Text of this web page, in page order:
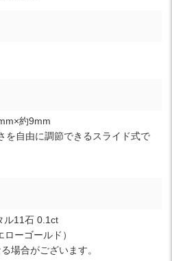
約9mm
を自由に調節できるスライド式で
ル11石 0.1ct
ーゴールド）
場合がございます。